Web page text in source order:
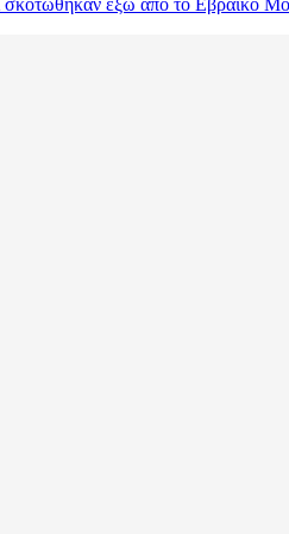
έξω από το Εβραϊκό